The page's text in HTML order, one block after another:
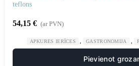
teflons
54,15 € (ar PVN)
APKURES IERĪCES GASTRONOMIJA
Pievienot